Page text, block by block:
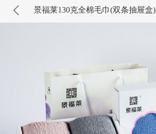
景福莱130克全棉毛巾(双条抽屉盒)